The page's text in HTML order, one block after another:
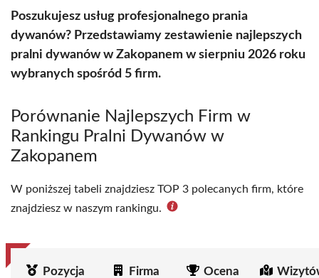
Poszukujesz usług profesjonalnego prania
dywanów? Przedstawiamy zestawienie najlepszych
pralni dywanów w Zakopanem w sierpniu 2026 roku
wybranych spośród 5 firm.
Porównanie Najlepszych Firm w
Rankingu Pralni Dywanów w
Zakopanem
W poniższej tabeli znajdziesz TOP 3 polecanych firm, które
znajdziesz w naszym rankingu.
Pozycja Firma Ocena